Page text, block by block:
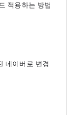
적용하는 방법
네이버로 변경